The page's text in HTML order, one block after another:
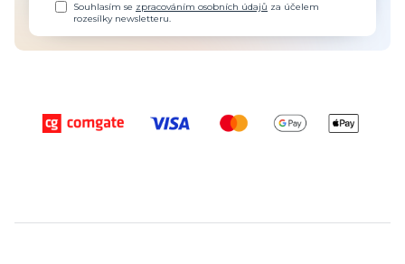
Souhlasím se zpracováním osobních údajů za účelem
rozesílky newsletteru.